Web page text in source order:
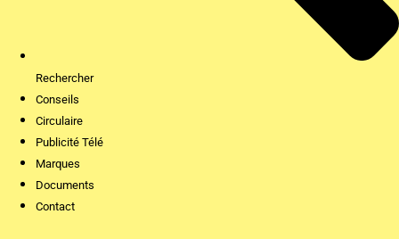
Rechercher
Conseils
Circulaire
Publicité Télé
Marques
Documents
Contact